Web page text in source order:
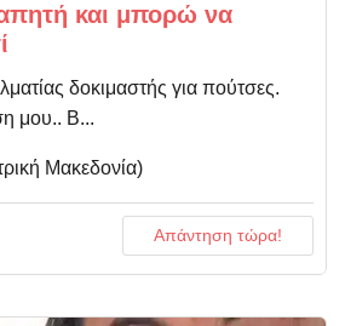
και μπορώ να
δοκιμαστής για πούτσες.
μου.. Β...
Μακεδονία)
Απάντηση τώρα!